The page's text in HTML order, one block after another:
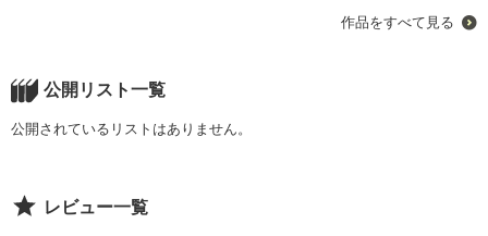
http://www.bouhannstore.com/bag-type-camera.html作品をすべて見る
公開リスト一覧
公開されているリストはありません。
レビュー一覧